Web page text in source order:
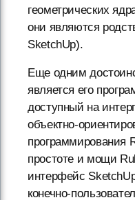
геометрических
они являются
SketchUp).
Еще одним
является его
доступный на
объектно-
программирования
простоте и мощи
интерфейс
конечно-